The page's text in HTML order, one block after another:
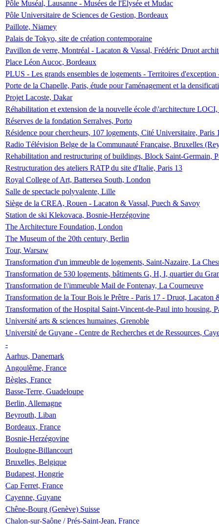
Pôle Muséal, Lausanne - Musées de l'Élysée et Mudac
Pôle Universitaire de Sciences de Gestion, Bordeaux
Paillote, Niamey
Palais de Tokyo, site de création contemporaine
Pavillon de verre, Montréal - Lacaton & Vassal, Frédéric Druot
Place Léon Aucoc, Bordeaux
PLUS - Les grands ensembles de logements - Territoires
Porte de la Chapelle, Paris, étude pour l'aménagement et la
Projet Lacoste, Dakar
Réhabilitation et extension de la nouvelle école d\'architecture
Réserves de la fondation Serralves, Porto
Résidence pour chercheurs, 107 logements, Cité Universitaire, Paris
Radio Télévision Belge de la Communauté Française, Bruxelles
Rehabilitation and restructuring of buildings, Block Saint-Germain,
Restructuration des ateliers RATP du site d'Italie, Paris 13
Royal College of Art, Battersea South, London
Salle de spectacle polyvalente, Lille
Siège de la CREA, Rouen - Lacaton & Vassal, Puech & Savoy
Station de ski Klekovaca, Bosnie-Herzégovine
The Architecture Foundation, London
The Museum of the 20th century, Berlin
Tour, Warsaw
Transformation d'un immeuble de logements, Saint-Nazaire, La
Transformation de 530 logements, bâtiments G, H, I, quartier du
Transformation de l\'immeuble Mail de Fontenay, La Courneuve
Transformation de la Tour Bois le Prêtre - Paris 17 - Druot, Lacaton
Transformation of the Hospital Saint-Vincent-de-Paul into housing,
Université arts & sciences humaines, Grenoble
Université de Guyane - Centre de Recherches et de Ressources,
-
Aarhus, Danemark
Angoulême, France
Bègles, France
Basse-Terre, Guadeloupe
Berlin, Allemagne
Beyrouth, Liban
Bordeaux, France
Bosnie-Herzégovine
Boulogne-Billancourt
Bruxelles, Belgique
Budapest, Hongrie
Cap Ferret, France
Cayenne, Guyane
Chêne-Bourg (Genève) Suisse
Chalon-sur-Saône / Prés-Saint-Jean, France